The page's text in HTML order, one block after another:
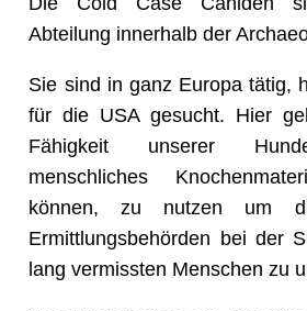
Abteilung innerhalb der
Sie sind in ganz Europa tätig,
für die USA gesucht. Hier
Fähigkeit unserer
menschliches
können, zu nutzen um
Ermittlungsbehörden bei der
lang vermissten Menschen zu